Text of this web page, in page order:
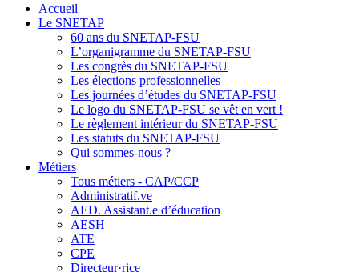
Accueil
Le SNETAP
60 ans du SNETAP-FSU
L’organigramme du SNETAP-FSU
Les congrès du SNETAP-FSU
Les élections professionnelles
Les journées d’études du SNETAP-FSU
Le logo du SNETAP-FSU se vêt en vert !
Le règlement intérieur du SNETAP-FSU
Les statuts du SNETAP-FSU
Qui sommes-nous ?
Métiers
Tous métiers - CAP/CCP
Administratif.ve
AED. Assistant.e d’éducation
AESH
ATE
CPE
Directeur·rice